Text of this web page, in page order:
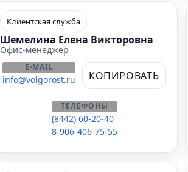
Клиентская служба
Шемелина Елена Викторовна
Офис-менеджер
E-MAIL
info@volgorost.ru КОПИРОВАТЬ
ТЕЛЕФОНЫ
(8442) 60-20-40
8-906-406-75-55